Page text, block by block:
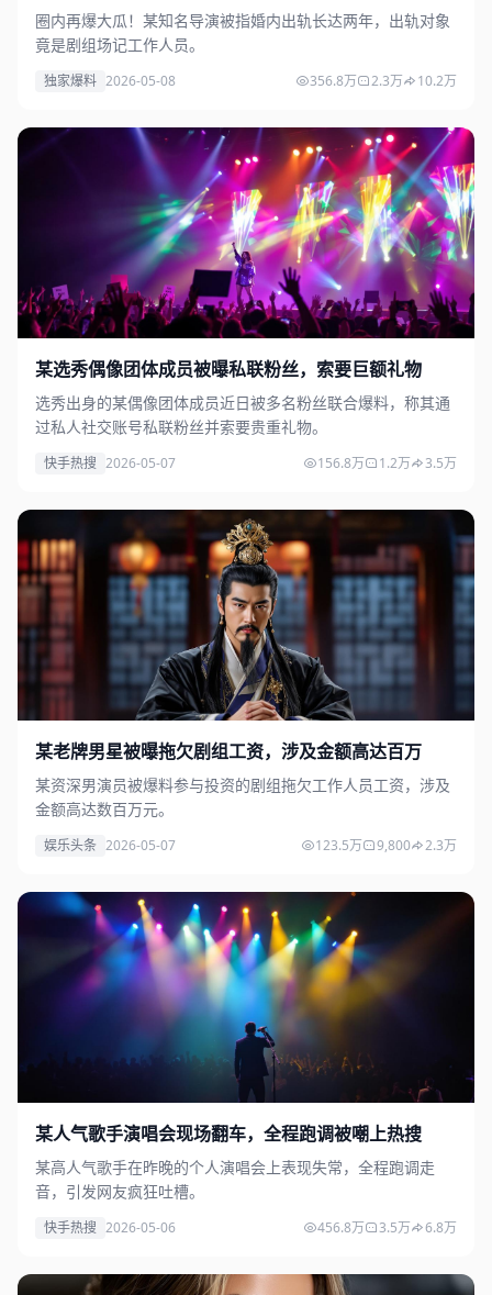
圈内再爆大瓜！某知名导演被指婚内出轨长达两年，出轨对象
竟是剧组场记工作人员。
独家爆料 2026-05-08 356.8万 2.3万 10.2万
某选秀偶像团体成员被曝私联粉丝，索要巨额礼物
选秀出身的某偶像团体成员近日被多名粉丝联合爆料，称其通
过私人社交账号私联粉丝并索要贵重礼物。
快手热搜 2026-05-07 156.8万 1.2万 3.5万
某老牌男星被曝拖欠剧组工资，涉及金额高达百万
某资深男演员被爆料参与投资的剧组拖欠工作人员工资，涉及
金额高达数百万元。
娱乐头条 2026-05-07 123.5万 9,800 2.3万
某人气歌手演唱会现场翻车，全程跑调被嘲上热搜
某高人气歌手在昨晚的个人演唱会上表现失常，全程跑调走
音，引发网友疯狂吐槽。
快手热搜 2026-05-06 456.8万 3.5万 6.8万